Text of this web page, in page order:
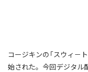
コージキンの「スウィ－
始された。今回デジタル